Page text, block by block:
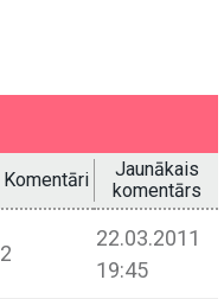
Komentāri
Jaunākais
komentārs
2
22.03.2011
19:45